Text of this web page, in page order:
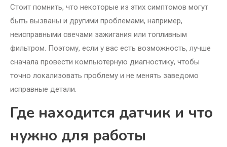
Стоит помнить, что некоторые из этих симптомов могут
быть вызваны и другими проблемами, например,
неисправными свечами зажигания или топливным
фильтром. Поэтому, если у вас есть возможность, лучше
сначала провести компьютерную диагностику, чтобы
точно локализовать проблему и не менять заведомо
исправные детали.
Где находится датчик и что
нужно для работы